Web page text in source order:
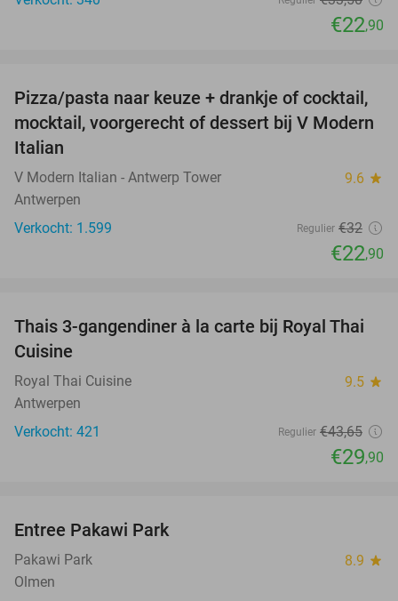
€22,90
28%
Pizza/pasta naar keuze + drankje of cocktail,
mocktail, voorgerecht of dessert bij V Modern
Italian
V Modern Italian - Antwerp Tower 9.6 star
Antwerpen
Verkocht: 1.599
Regulier €32
€22,90
32%
Thais 3-gangendiner à la carte bij Royal Thai
Cuisine
Royal Thai Cuisine 9.5 star
Antwerpen
Verkocht: 421
Regulier €43,65
€29,90
Entree Pakawi Park
Pakawi Park 8.9 star
Olmen